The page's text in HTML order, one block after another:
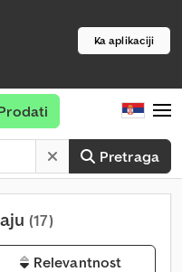
Ka aplikaciji
Pretraga
(17)
Relevantnost